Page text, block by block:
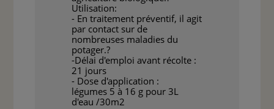
Utilisation:
- En traitement préventif, il agit
par contact sur de
nombreuses maladies du
potager.?
-Délai d'emploi avant récolte :
21 jours
- Dose d'application :
légumes 5 à 16 g pour 3L
d'eau /30m2